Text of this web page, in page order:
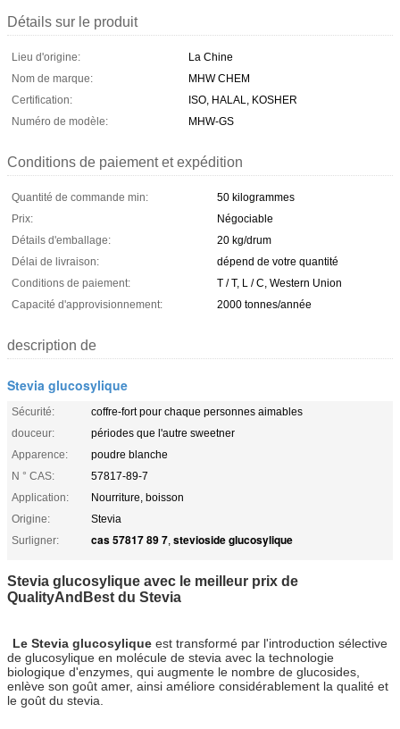
Détails sur le produit
Lieu d'origine:
La Chine
Nom de marque:
MHW CHEM
Certification:
ISO, HALAL, KOSHER
Numéro de modèle:
MHW-GS
Conditions de paiement et expédition
Quantité de commande min:
50 kilogrammes
Prix:
Négociable
Détails d'emballage:
20 kg/drum
Délai de livraison:
dépend de votre quantité
Conditions de paiement:
T / T, L / C, Western Union
Capacité d'approvisionnement:
2000 tonnes/année
description de
Stevia glucosylique
Sécurité:
coffre-fort pour chaque personnes aimables
douceur:
périodes que l'autre sweetner
Apparence:
poudre blanche
N ° CAS:
57817-89-7
Application:
Nourriture, boisson
Origine:
Stevia
Surligner:
cas 57817 89 7, stevioside glucosylique
Stevia glucosylique avec le meilleur prix de
QualityAndBest du Stevia
Le Stevia glucosylique est transformé par l'introduction sélective
de glucosylique en molécule de stevia avec la technologie
biologique d'enzymes, qui augmente le nombre de glucosides,
enlève son goût amer, ainsi améliore considérablement la qualité et
le goût du stevia.